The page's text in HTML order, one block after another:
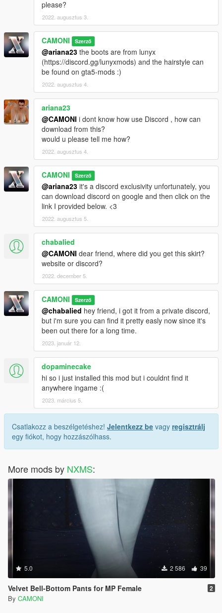
please?
2022. augusztus 3.
CAMONI Szerző
@ariana23 the boots are from lunyx
(https://discord.gg/lunyxmods) and the hairstyle can
be found on gta5-mods :)
2022. augusztus 4.
ariana23
@CAMONI i dont know how use Discord , how can
download from this?
would u please tell me how?
2022. augusztus 4.
CAMONI Szerző
@ariana23 it's a discord exclusivity unfortunately, you
can download discord on google and then click on the
link I provided below. <3
2022. augusztus 5.
chabalied
@CAMONI dear friend, where did you get this skirt?
website or discord?
2022. december 5.
CAMONI Szerző
@chabalied hey friend, i got it from a private discord,
but i'm sure you can find it pretty easly now since it's
been out there for a long time.
2023. január 12.
dopaminecake
hi so i just installed this mod but i couldnt find it
anywhere ingame :(
2023. március 5.
Csatlakozz a beszélgetéshez! Jelentkezz be vagy regisztrálj
egy fiókot, hogy hozzászólhass.
More mods by NXMS:
5.0 2 586 39
Velvet Bell-Bottom Pants for MP Female 2
By CAMONI